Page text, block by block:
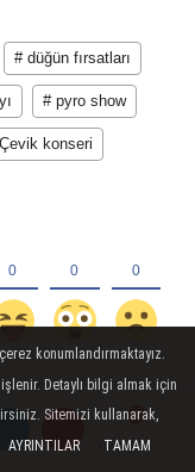
Yorumlar
Yorumlar
Yorumlar
# düğün fırsatları
# pyro show
konseri
konumlandırmaktayız.
Detaylı bilgi almak için
Sitemizi kullanarak,
AYRINTILAR TAMAM